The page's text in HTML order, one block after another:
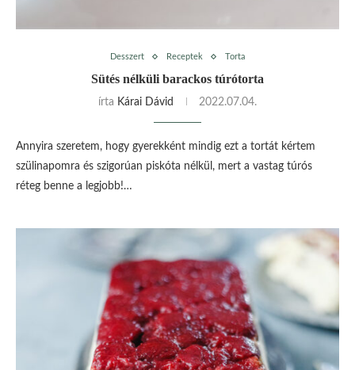
Desszert Receptek Torta
Sütés nélküli barackos túrótorta
írta Kárai Dávid 2022.07.04.
Annyira szeretem, hogy gyerekként mindig ezt a tortát kértem
szülinapomra és szigorúan piskóta nélkül, mert a vastag túrós
réteg benne a legjobb!…